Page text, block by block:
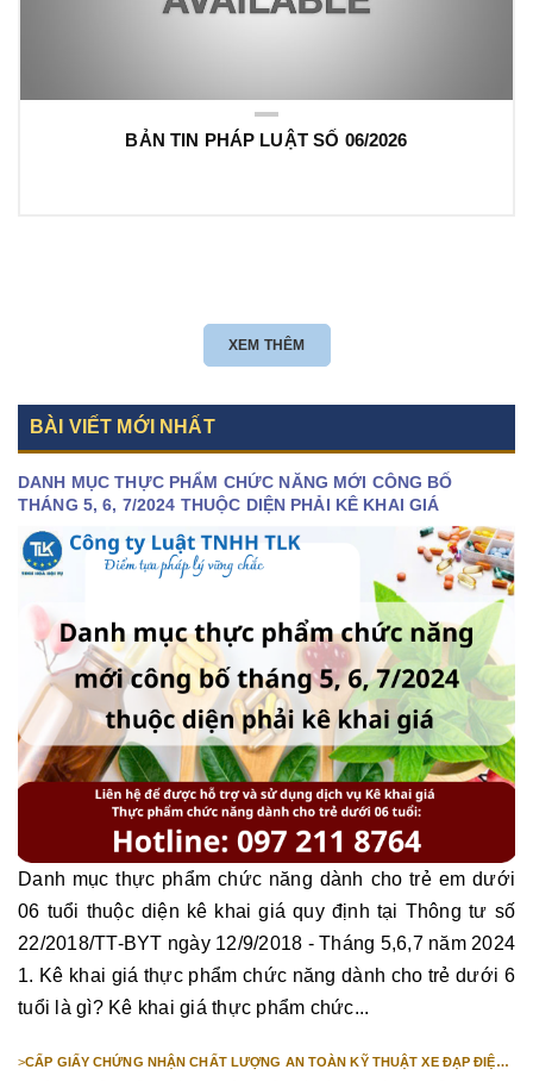
BẢN TIN PHÁP LUẬT SỐ 06/2026
XEM THÊM
BÀI VIẾT MỚI NHẤT
DANH MỤC THỰC PHẨM CHỨC NĂNG MỚI CÔNG BỐ
THÁNG 5, 6, 7/2024 THUỘC DIỆN PHẢI KÊ KHAI GIÁ
Danh mục thực phẩm chức năng dành cho trẻ em dưới
06 tuổi thuộc diện kê khai giá quy định tại Thông tư số
22/2018/TT-BYT ngày 12/9/2018 - Tháng 5,6,7 năm 2024
1. Kê khai giá thực phẩm chức năng dành cho trẻ dưới 6
tuổi là gì? Kê khai giá thực phẩm chức...
>CẤP GIẤY CHỨNG NHẬN CHẤT LƯỢNG AN TOÀN KỸ THUẬT XE ĐẠP ĐIỆN